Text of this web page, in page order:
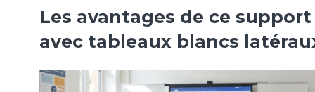
Les avantages de ce support
avec tableaux blancs